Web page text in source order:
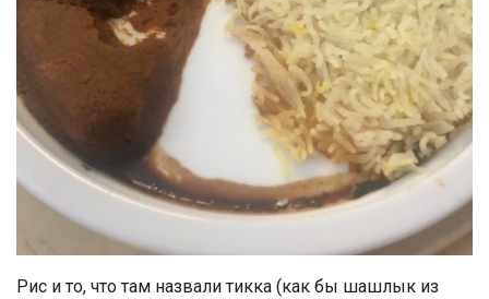
Рис и то, что там назвали тикка (как бы шашлык из